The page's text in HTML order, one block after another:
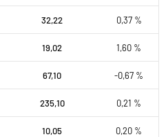
32,22 0,37 %
19,02 1,60 %
67,10 -0,67 %
235,10 0,21 %
10,05 0,20 %